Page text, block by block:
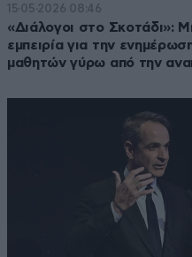
15·05·2026 08:46
«Διάλογοι στο Σκοτάδι»:
εμπειρία για την
μαθητών γύρω από την